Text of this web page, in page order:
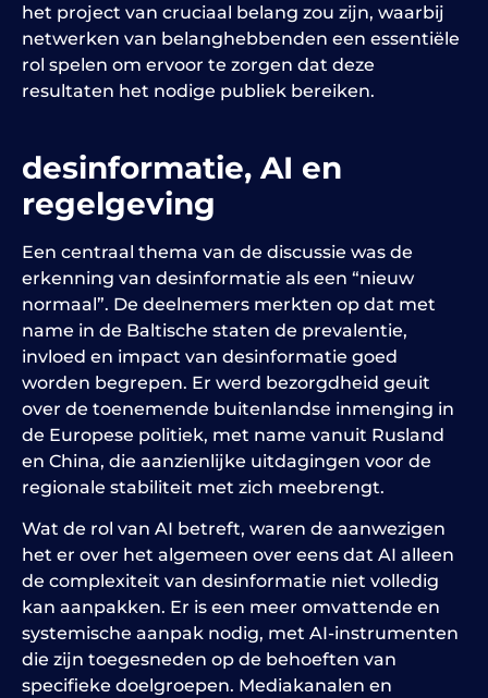
het project van cruciaal belang zou zijn, waarbij
netwerken van belanghebbenden een essentiële
rol spelen om ervoor te zorgen dat deze
resultaten het nodige publiek bereiken.
desinformatie, AI en
regelgeving
Een centraal thema van de discussie was de
erkenning van desinformatie als een “nieuw
normaal”. De deelnemers merkten op dat met
name in de Baltische staten de prevalentie,
invloed en impact van desinformatie goed
worden begrepen. Er werd bezorgdheid geuit
over de toenemende buitenlandse inmenging in
de Europese politiek, met name vanuit Rusland
en China, die aanzienlijke uitdagingen voor de
regionale stabiliteit met zich meebrengt.
Wat de rol van AI betreft, waren de aanwezigen
het er over het algemeen over eens dat AI alleen
de complexiteit van desinformatie niet volledig
kan aanpakken. Er is een meer omvattende en
systemische aanpak nodig, met AI-instrumenten
die zijn toegesneden op de behoeften van
specifieke doelgroepen. Mediakanalen en